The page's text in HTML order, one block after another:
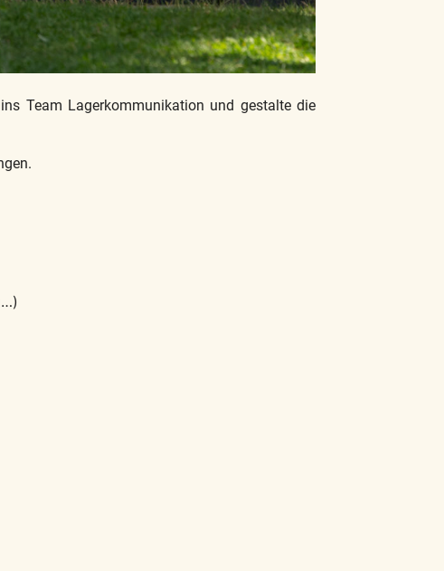
Team Lagerkommunikation und gestalte die